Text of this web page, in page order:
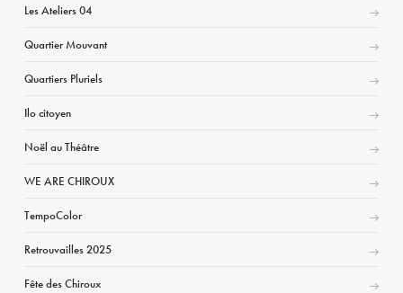
Les Ateliers 04
Quartier Mouvant
Quartiers Pluriels
Ilo citoyen
Noël au Théâtre
WE ARE CHIROUX
TempoColor
Retrouvailles 2025
Fête des Chiroux